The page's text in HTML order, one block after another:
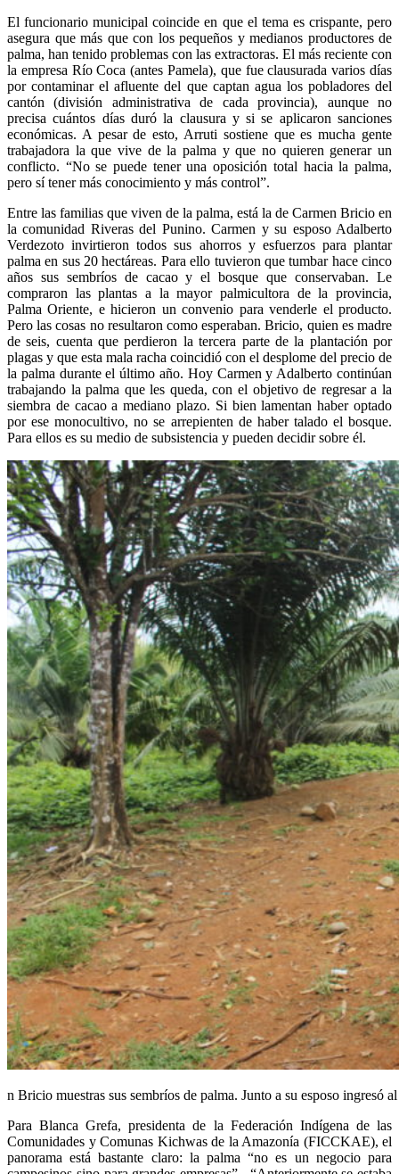
El funcionario municipal coincide en que el tema es crispante, pero
asegura que más que con los pequeños y medianos productores de
palma, han tenido problemas con las extractoras. El más reciente con
la empresa Río Coca (antes Pamela), que fue clausurada varios días
por contaminar el afluente del que captan agua los pobladores del
cantón (división administrativa de cada provincia), aunque no
precisa cuántos días duró la clausura y si se aplicaron sanciones
económicas. A pesar de esto, Arruti sostiene que es mucha gente
trabajadora la que vive de la palma y que no quieren generar un
conflicto. “No se puede tener una oposición total hacia la palma,
pero sí tener más conocimiento y más control”.
Entre las familias que viven de la palma, está la de Carmen Bricio en
la comunidad Riveras del Punino. Carmen y su esposo Adalberto
Verdezoto invirtieron todos sus ahorros y esfuerzos para plantar
palma en sus 20 hectáreas. Para ello tuvieron que tumbar hace cinco
años sus sembríos de cacao y el bosque que conservaban. Le
compraron las plantas a la mayor palmicultora de la provincia,
Palma Oriente, e hicieron un convenio para venderle el producto.
Pero las cosas no resultaron como esperaban. Bricio, quien es madre
de seis, cuenta que perdieron la tercera parte de la plantación por
plagas y que esta mala racha coincidió con el desplome del precio de
la palma durante el último año. Hoy Carmen y Adalberto continúan
trabajando la palma que les queda, con el objetivo de regresar a la
siembra de cacao a mediano plazo. Si bien lamentan haber optado
por ese monocultivo, no se arrepienten de haber talado el bosque.
Para ellos es su medio de subsistencia y pueden decidir sobre él.
n Bricio muestras sus sembríos de palma. Junto a su esposo
Para Blanca Grefa, presidenta de la Federación Indígena de las
Comunidades y Comunas Kichwas de la Amazonía (FICCKAE), el
panorama está bastante claro: la palma “no es un negocio para